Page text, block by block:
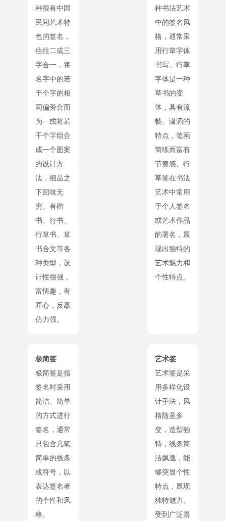
种很有中国
民间艺术特
色的签名，
往往二或三
字合一，将
名字中的若
干个字的相
同偏旁合而
为一或将若
干个字组合
成一个图案
的设计方
法，细品之
下回味无
穷。有楷
书、行书、
行草书、草
书合文等各
种类型，设
计性很强，
富情趣，有
匠心，反摹
仿力强。
种书法艺术
中的签名风
格，通常采
用行草字体
书写。行草
字体是一种
草书的变
体，具有流
畅、潇洒的
特点，笔画
简练而富有
节奏感。行
草签在书法
艺术中常用
于个人签名
或艺术作品
的署名，展
现出独特的
艺术魅力和
个性特点。
极简签
极简签是指
签名时采用
简洁、简单
的方式进行
签名，通常
只包含几笔
简单的线条
或符号，以
表达签名者
的个性和风
格。
艺术签
艺术签是采
用多样化设
计手法，风
格随意多
变，造型独
特，线条简
洁飘逸，能
够突显个性
特点，展现
独特魅力。
受到广泛喜